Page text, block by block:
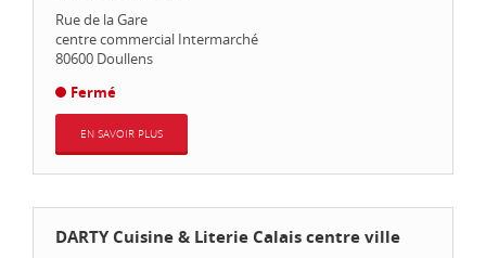
Rue de la Gare
centre commercial Intermarché
80600 Doullens
Fermé
EN SAVOIR PLUS
DARTY Cuisine & Literie Calais centre ville